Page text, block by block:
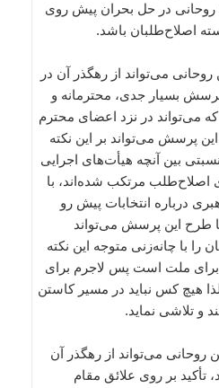
روحانی در حل بحران پیش روی
اصلاح‌طلبان باشد.
می‌تواند از رهگذر آن در
بسیار جدی، محترمانه و
می‌تواند در نزد اعضای محترم
پرسش می‌تواند بر این نکته
نسبتی بین آنچه هیأت‌های اجرایی
اصلاح‌طلب مرتکب شده‌اند، با
درباره انتخابات پیش رو
طرح این پرسش می‌تواند
با چانه‌زنی متوجه این نکته
برای ملت است پس لاجرم برای
هیچ کس نباید در مسیر کاستن
و تلاشی نماید.
می‌تواند از رهگذر آن
تأکید بر روی علائق مقام